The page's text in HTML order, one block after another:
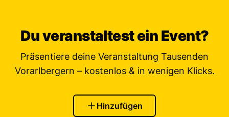
Du veranstaltest ein Event?
Präsentiere deine Veranstaltung Tausenden
Vorarlbergern – kostenlos & in wenigen Klicks.
Hinzufügen